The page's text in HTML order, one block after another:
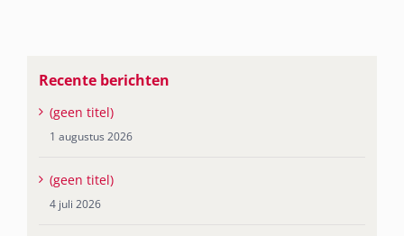
Recente berichten
(geen titel)
1 augustus 2026
(geen titel)
4 juli 2026